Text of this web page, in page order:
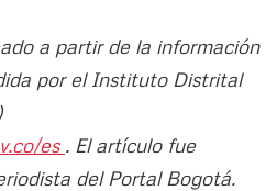
a partir de la información
por el Instituto Distrital
es . El artículo fue
del Portal Bogotá.